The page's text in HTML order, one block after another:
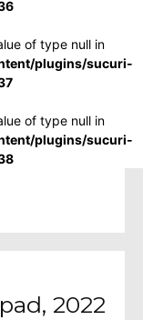
of type null in
plugins/sucuri-
of type null in
plugins/sucuri-
2022